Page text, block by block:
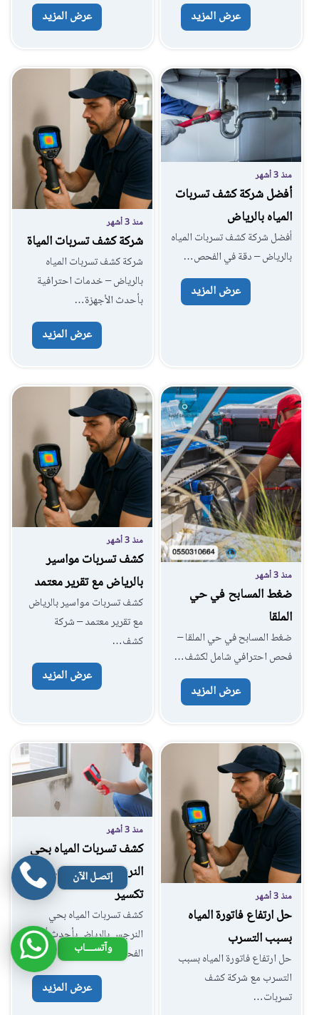
عرض المزيد عرض المزيد
منذ 3 أشهر
أفضل شركة كشف تسربات
المياه بالرياض
أفضل شركة كشف تسربات المياه
بالرياض – دقة في الفحص…
عرض المزيد
منذ 3 أشهر
شركة كشف تسربات المياة
شركة كشف تسربات المياه
بالرياض – خدمات احترافية
بأحدث الأجهزة…
عرض المزيد
منذ 3 أشهر
ضغط المسابح في حي
الملقا
ضغط المسابح في حي الملقا –
فحص احترافي شامل لكشف…
عرض المزيد
منذ 3 أشهر
كشف تسربات مواسير
بالرياض مع تقرير معتمد
كشف تسربات مواسير بالرياض
مع تقرير معتمد – شركة
كشف…
عرض المزيد
منذ 3 أشهر
حل ارتفاع فاتورة المياه
بسبب التسرب
حل ارتفاع فاتورة المياه بسبب
التسرب مع شركة كشف
تسربات…
منذ 3 أشهر
كشف تسربات المياه بحي
النرجس بالرياض بدون
تكسير
كشف تسربات المياه بحي
النرجس بالرياض بأحدث أجهزة
الفحص (دليل…
عرض المزيد
إتصـل الآن
وآتســــاب